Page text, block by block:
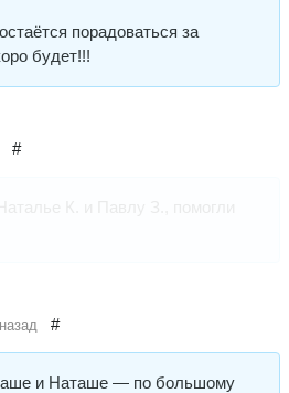
порадоваться за
будет!!!
#
#
и Наташе — по большому